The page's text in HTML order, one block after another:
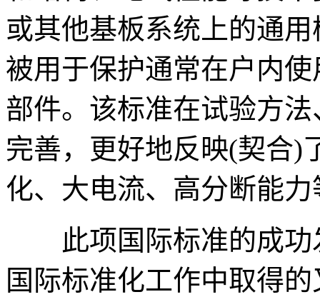
或其他基板系统上的通
被用于保护通常在户内
部件。该标准在试验方
完善，更好地反映(契合)
化、大电流、高分断能
此项国际标准的成功
国际标准化工作中取得